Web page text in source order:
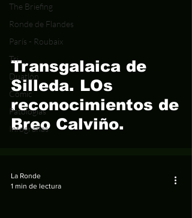
The Briefing
Ronde de Flandes
París - Roubaix
Tri
Duatlón
Cómic
Patologías
Infografías
Transgalaica de
Silleda. LOs
reconocimientos de
Breo Calviño.
La Ronde
1 min de lectura